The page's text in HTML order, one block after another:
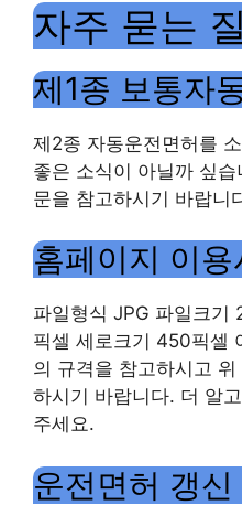
자주 묻는
제1종 보통자
제2종 자동운전면허를
좋은 소식이 아닐까 싶
문을 참고하시기 바랍니
홈페이지 이용
파일형식 JPG 파일크기
픽셀 세로크기 450픽셀
의 규격을 참고하시고
하시기 바랍니다. 더 알
주세요.
운전면허 갱신